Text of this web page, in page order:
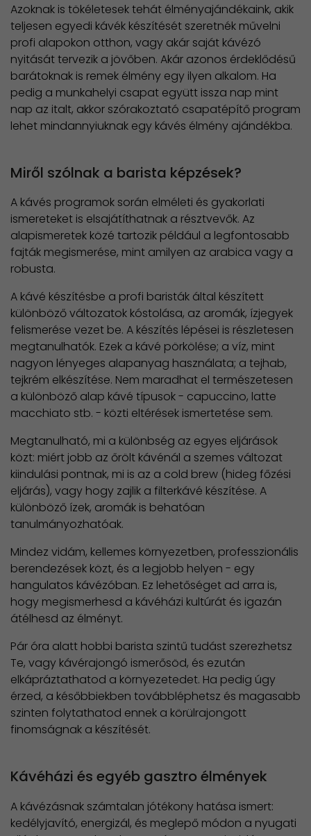
Azoknak is tökéletesek tehát élményajándékaink, akik
teljesen egyedi kávék készítését szeretnék művelni
profi alapokon otthon, vagy akár saját kávézó
nyitását tervezik a jövőben. Akár azonos érdeklődésű
barátoknak is remek élmény egy ilyen alkalom. Ha
pedig a munkahelyi csapat együtt issza nap mint
nap az italt, akkor szórakoztató csapatépítő program
lehet mindannyiuknak egy kávés élmény ajándékba.
Miről szólnak a barista képzések?
A kávés programok során elméleti és gyakorlati
ismereteket is elsajátíthatnak a résztvevők. Az
alapismeretek közé tartozik például a legfontosabb
fajták megismerése, mint amilyen az arabica vagy a
robusta.
A kávé készítésbe a profi baristák által készített
különböző változatok kóstolása, az aromák, ízjegyek
felismerése vezet be. A készítés lépései is részletesen
megtanulhatók. Ezek a kávé pörkölése; a víz, mint
nagyon lényeges alapanyag használata; a tejhab,
tejkrém elkészítése. Nem maradhat el természetesen
a különböző alap kávé típusok - capuccino, latte
macchiato stb. - közti eltérések ismertetése sem.
Megtanulható, mi a különbség az egyes eljárások
közt: miért jobb az őrölt kávénál a szemes változat
kiindulási pontnak, mi is az a cold brew (hideg főzési
eljárás), vagy hogy zajlik a filterkávé készítése. A
különböző ízek, aromák is behatóan
tanulmányozhatóak.
Mindez vidám, kellemes környezetben, professzionális
berendezések közt, és a legjobb helyen - egy
hangulatos kávézóban. Ez lehetőséget ad arra is,
hogy megismerhesd a kávéházi kultúrát és igazán
átélhesd az élményt.
Pár óra alatt hobbi barista szintű tudást szerezhetsz
Te, vagy kávérajongó ismerősöd, és ezután
elkápráztathatod a környezetedet. Ha pedig úgy
érzed, a későbbiekben továbbléphetsz és magasabb
szinten folytathatod ennek a körülrajongott
finomságnak a készítését.
Kávéházi és egyéb gasztro élmények
A kávézásnak számtalan jótékony hatása ismert:
kedélyjavító, energizál, és meglepő módon a nyugati